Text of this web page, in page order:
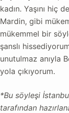
kadın. Yaşını hiç
Mardin, gibi
mükemmel bir
şanslı
unutulmaz anıyla
yola çıkıyorum.
*Bu söyleşi
tarafından